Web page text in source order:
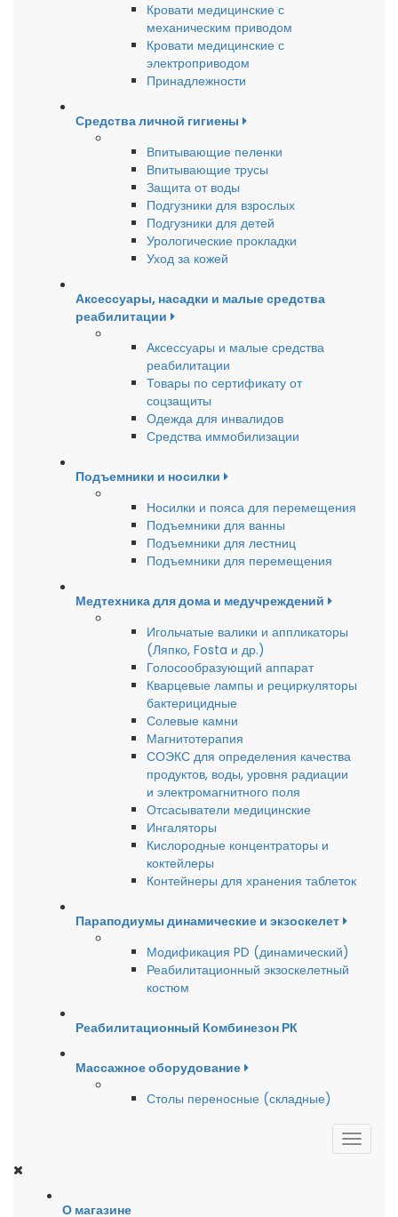
Кровати медицинские с
механическим приводом
Кровати медицинские с
электроприводом
Принадлежности
Средства личной гигиены
Впитывающие пеленки
Впитывающие трусы
Защита от воды
Подгузники для взрослых
Подгузники для детей
Урологические прокладки
Уход за кожей
Аксессуары, насадки и малые средства
реабилитации
Аксессуары и малые средства
реабилитации
Товары по сертификату от
соцзащиты
Одежда для инвалидов
Средства иммобилизации
Подъемники и носилки
Носилки и пояса для перемещения
Подъемники для ванны
Подъемники для лестниц
Подъемники для перемещения
Медтехника для дома и медучреждений
Игольчатые валики и аппликаторы
(Ляпко, Fosta и др.)
Голосообразующий аппарат
Кварцевые лампы и рециркуляторы
бактерицидные
Солевые камни
Магнитотерапия
СОЭКС для определения качества
продуктов, воды, уровня радиации
и электромагнитного поля
Отсасыватели медицинские
Ингаляторы
Кислородные концентраторы и
коктейлеры
Контейнеры для хранения таблеток
Параподиумы динамические и экзоскелет
Модификация PD (динамический)
Реабилитационный экзоскелетный
костюм
Реабилитационный Комбинезон РК
Массажное оборудование
Столы переносные (складные)
О магазине